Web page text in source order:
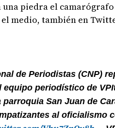
piedra el
medio, también en
de Periodistas (CNP)
periodístico de
San Juan de
al oficialismo